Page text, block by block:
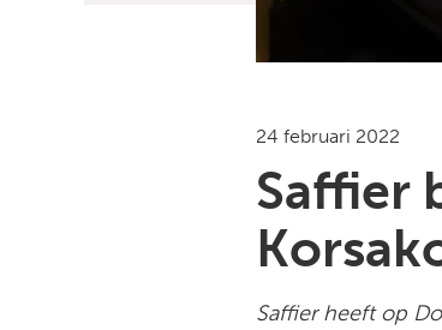
24 februari 2022
Saffier
Saffier heeft op